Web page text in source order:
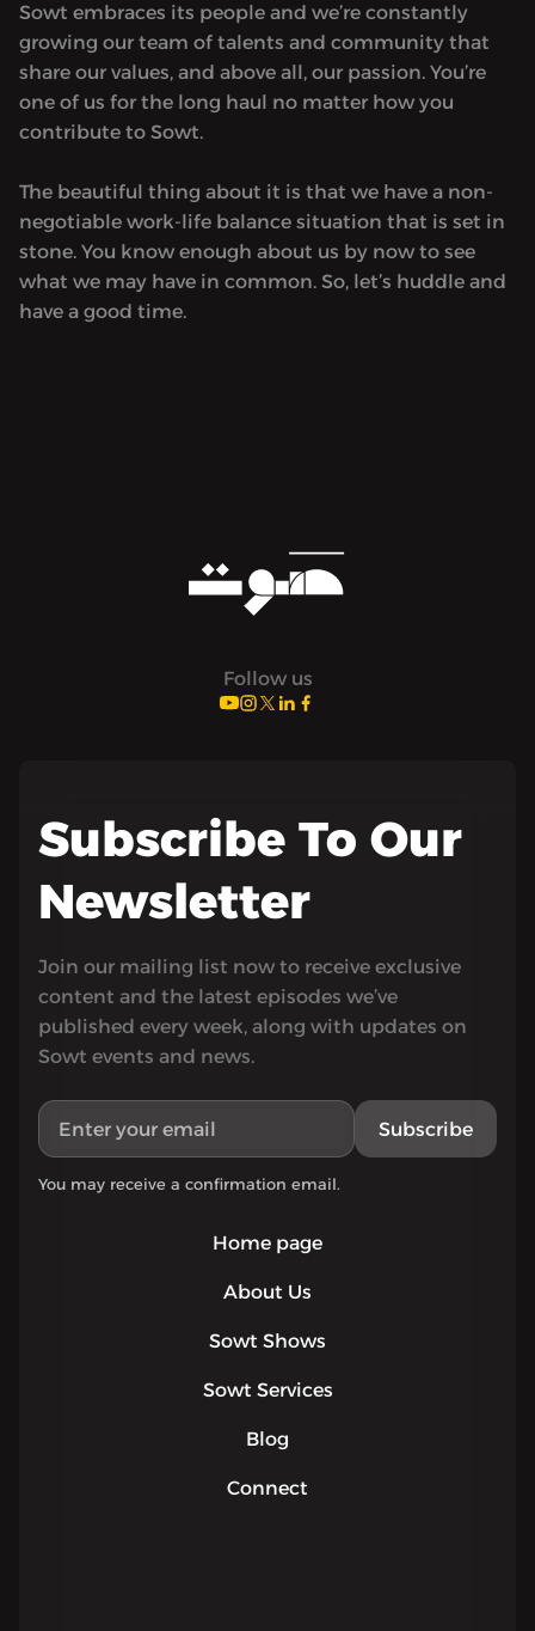
Sowt embraces its people and we’re constantly
growing our team of talents and community that
share our values, and above all, our passion. You’re
one of us for the long haul no matter how you
contribute to Sowt.
The beautiful thing about it is that we have a non-
negotiable work-life balance situation that is set in
stone. You know enough about us by now to see
what we may have in common. So, let’s huddle and
have a good time.
Follow us
Home page
About Us
Sowt Shows
Sowt Services
Blog
Connect
Subscribe To Our
Newsletter
Join our mailing list now to receive exclusive
content and the latest episodes we’ve
published every week, along with updates on
Sowt events and news.
Subscribe
You may receive a confirmation email.